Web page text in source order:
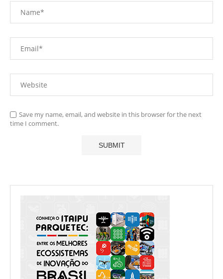
Save my name, email, and website in this browser for the next
time I comment.